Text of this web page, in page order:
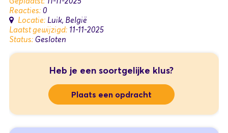
Reacties: 0
Locatie: Luik, België
Laatst gewijzigd: 11-11-2025
Status: Gesloten
Heb je een soortgelijke klus?
Plaats een opdracht